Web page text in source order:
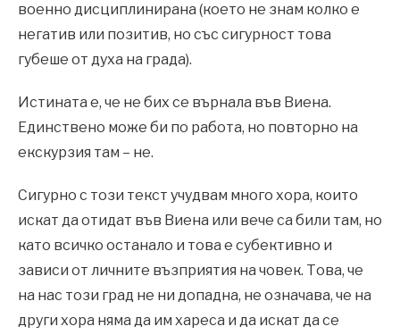
военно дисциплинирана (което не знам колко е
негатив или позитив, но със сигурност това
губеше от духа на града).
Истината е, че не бих се върнала във Виена.
Единствено може би по работа, но повторно на
екскурзия там – не.
Сигурно с този текст учудвам много хора, които
искат да отидат във Виена или вече са били там, но
като всичко останало и това е субективно и
зависи от личните възприятия на човек. Това, че
на нас този град не ни допадна, не означава, че на
други хора няма да им хареса и да искат да се